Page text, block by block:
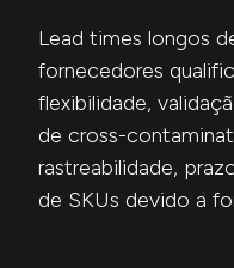
Lead times longos
fornecedores
flexibilidade,
de cross-
rastreabilidade,
de SKUs devido a